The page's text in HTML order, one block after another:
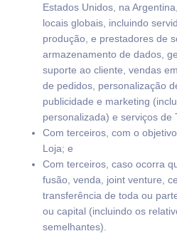
Estados Unidos, na
locais globais, incluindo
produção, e prestadores de
armazenamento de dados,
suporte ao cliente, vendas
de pedidos, personalização
publicidade e marketing
personalizada) e serviços de
Com terceiros, com o
Loja; e
Com terceiros, caso ocorra
fusão, venda, joint venture,
transferência de toda ou
ou capital (incluindo os
semelhantes).